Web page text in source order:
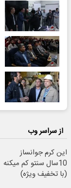
از سراسر وب
این کرم جوانساز
10سال سنتو کم میکنه
(با تخفیف ویژه)